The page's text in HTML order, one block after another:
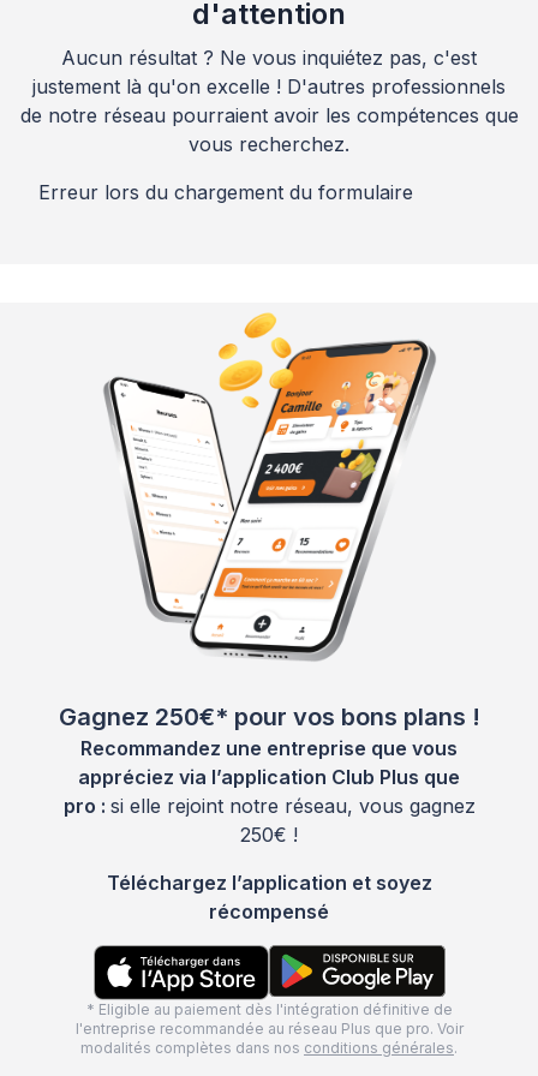
d'attention
Aucun résultat ? Ne vous inquiétez pas, c'est
justement là qu'on excelle ! D'autres professionnels
de notre réseau pourraient avoir les compétences que
vous recherchez.
Erreur lors du chargement du formulaire
Gagnez 250€* pour vos bons plans !
Recommandez une entreprise que vous
appréciez via l’application Club Plus que
pro : si elle rejoint notre réseau, vous gagnez
250€ !
Téléchargez l’application et soyez
récompensé
* Eligible au paiement dès l'intégration définitive de
l'entreprise recommandée au réseau Plus que pro. Voir
modalités complètes dans nos conditions générales.